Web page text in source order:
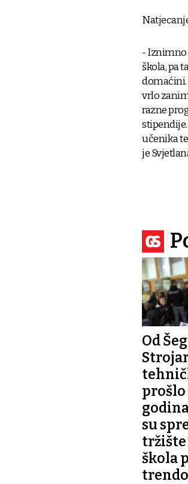
- Iznimno
škola, pa
domaćini.
vrlo
razne
učenika
je
Od
prošlo
su
tržište
škola